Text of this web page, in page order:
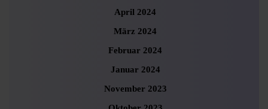
April 2024
März 2024
Februar 2024
Januar 2024
November 2023